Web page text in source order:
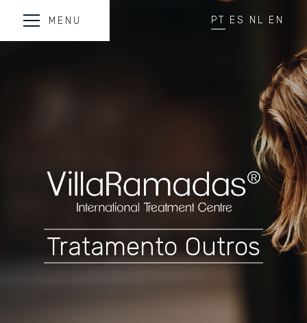
MENU PT ES NL EN
Tratamento Outros